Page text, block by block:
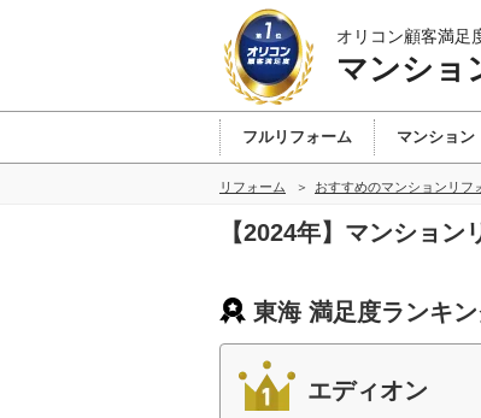
オリコン顧客満足
マンショ
フルリフォーム マンション
リフォーム おすすめのマンションリフ
【2024年】マンショ
東海 満足度ランキ
エディオン